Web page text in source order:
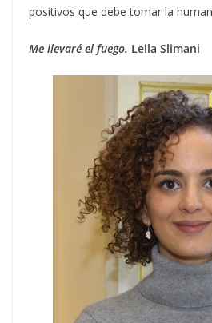
positivos que debe tomar la
Me llevaré el fuego. Leila Slimani